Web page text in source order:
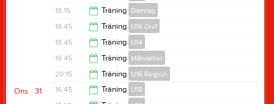
19:00
19:30
18:15 Träning Damlag
19:15
18:45 Träning U16 Div1
20:00
18:45 Träning U14
20:00
19:45 Träning Målvakter
20:45
20:15 Träning U16 Region
31
Ons 16:45 Träning U18